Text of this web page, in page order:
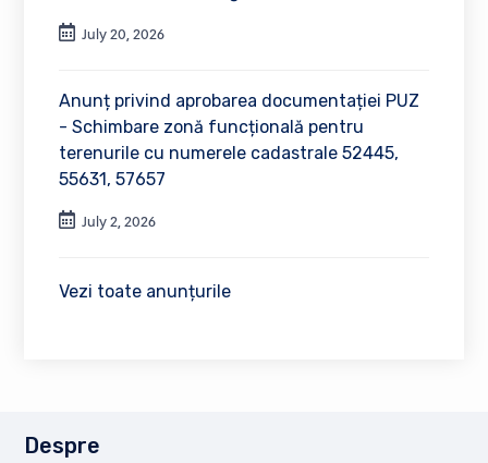
July 20, 2026
Anunț privind aprobarea documentației PUZ
- Schimbare zonă funcțională pentru
terenurile cu numerele cadastrale 52445,
55631, 57657
July 2, 2026
Vezi toate anunțurile
Despre